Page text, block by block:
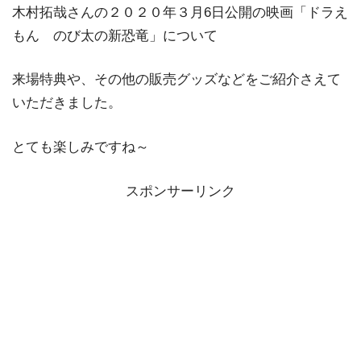
木村拓哉さんの２０２０年３月6日公開の映画「ドラえ
もん のび太の新恐竜」について
来場特典や、その他の販売グッズなどをご紹介さえて
いただきました。
とても楽しみですね～
スポンサーリンク